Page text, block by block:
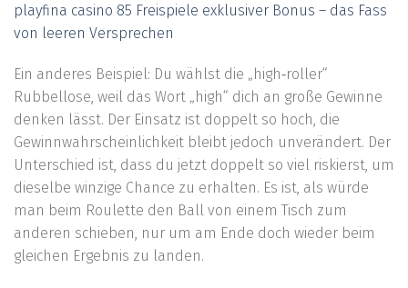
playfina casino 85 Freispiele exklusiver Bonus – das Fass
von leeren Versprechen
Ein anderes Beispiel: Du wählst die „high‑roller“
Rubbellose, weil das Wort „high“ dich an große Gewinne
denken lässt. Der Einsatz ist doppelt so hoch, die
Gewinnwahrscheinlichkeit bleibt jedoch unverändert. Der
Unterschied ist, dass du jetzt doppelt so viel riskierst, um
dieselbe winzige Chance zu erhalten. Es ist, als würde
man beim Roulette den Ball von einem Tisch zum
anderen schieben, nur um am Ende doch wieder beim
gleichen Ergebnis zu landen.